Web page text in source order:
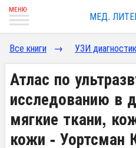
МЕД.
Все книги → УЗИ
Атлас по
исследованию в
мягкие ткани,
кожи - Уортсман